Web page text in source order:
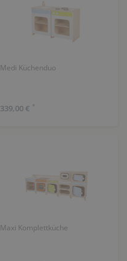
Medi Küchenduo
339,00 € *
Maxi Komplettküche